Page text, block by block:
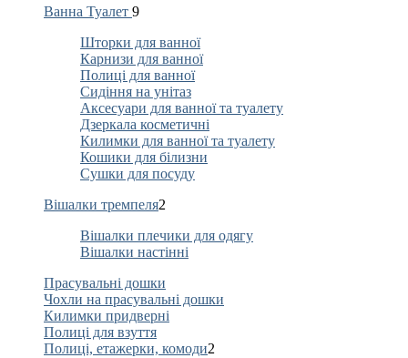
Ванна Туалет 9
Шторки для ванної
Карнизи для ванної
Полиці для ванної
Сидіння на унітаз
Аксесуари для ванної та туалету
Дзеркала косметичні
Килимки для ванної та туалету
Кошики для білизни
Сушки для посуду
Вішалки тремпеля2
Вішалки плечики для одягу
Вішалки настінні
Прасувальні дошки
Чохли на прасувальні дошки
Килимки придверні
Полиці для взуття
Полиці, етажерки, комоди2